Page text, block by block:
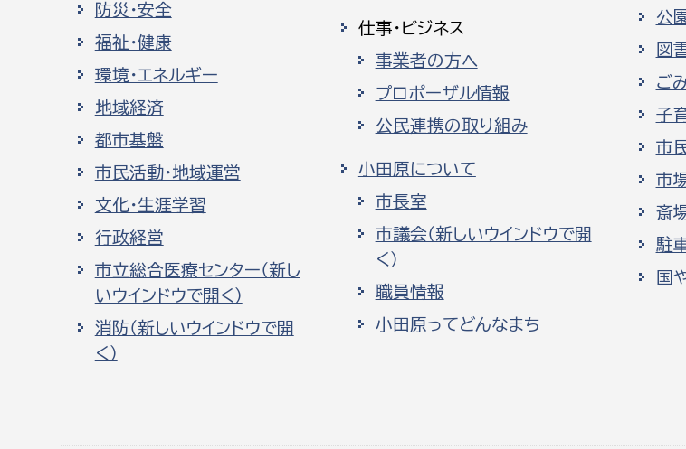
防災・安全
福祉・健康
環境・エネルギー
地域経済
都市基盤
市民活動・地域運営
文化・生涯学習
行政経営
市立総合医療センター（新し
いウインドウで開く）
消防（新しいウインドウで開
く）
仕事・ビジネス
事業者の方へ
プロポーザル情報
公民連携の取り組み
小田原について
市長室
市議会（新しいウインドウで開
く）
職員情報
小田原ってどんなまち
公
図
ご
子
市
市
斎
駐
国